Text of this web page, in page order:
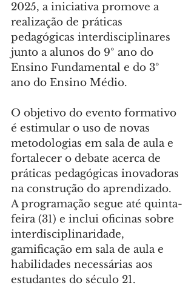
2025, a iniciativa promove a
realização de práticas
pedagógicas interdisciplinares
junto a alunos do 9º ano do
Ensino Fundamental e do 3º
ano do Ensino Médio.
O objetivo do evento formativo
é estimular o uso de novas
metodologias em sala de aula e
fortalecer o debate acerca de
práticas pedagógicas inovadoras
na construção do aprendizado.
A programação segue até quinta-
feira (31) e inclui oficinas sobre
interdisciplinaridade,
gamificação em sala de aula e
habilidades necessárias aos
estudantes do século 21.